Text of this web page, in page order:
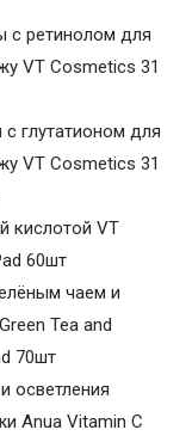
ретинолом для
VT Cosmetics 31
глутатионом для
VT Cosmetics 31
кислотой VT
60шт
чаем и
Tea and
70шт
осветления
Anua Vitamin C